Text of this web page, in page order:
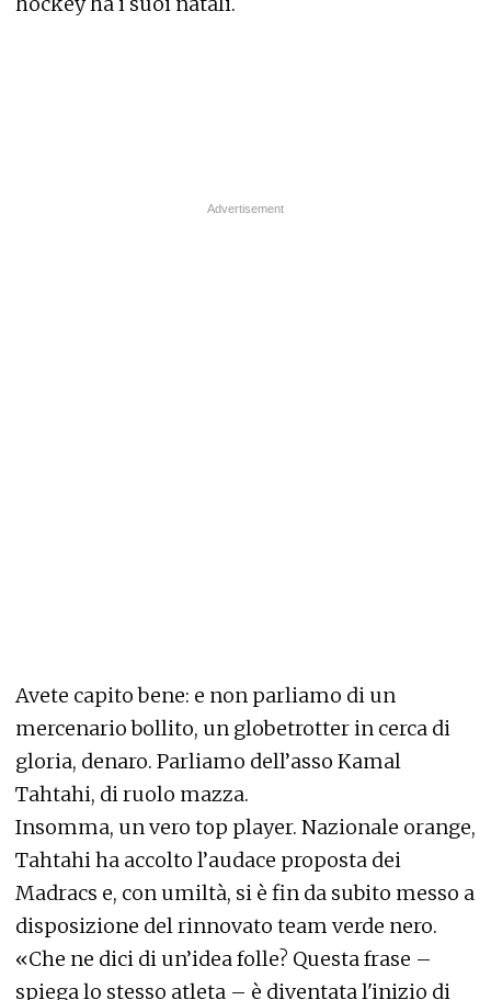
Avete capito bene: e non parliamo di un
mercenario bollito, un globetrotter in cerca di
gloria, denaro. Parliamo dell’asso Kamal
Tahtahi, di ruolo mazza.
Insomma, un vero top player. Nazionale orange,
Tahtahi ha accolto l’audace proposta dei
Madracs e, con umiltà, si è fin da subito messo a
disposizione del rinnovato team verde nero.
«Che ne dici di un’idea folle? Questa frase –
spiega lo stesso atleta – è diventata l'inizio di